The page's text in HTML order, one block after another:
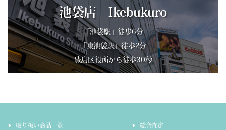
池袋店 Ikebukuro
「池袋駅」徒歩6分
「東池袋駅」徒歩2分
豊島区役所から徒歩30秒
取り扱い商品一覧 総合査定